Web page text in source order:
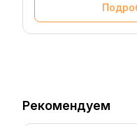
Рекомендуем